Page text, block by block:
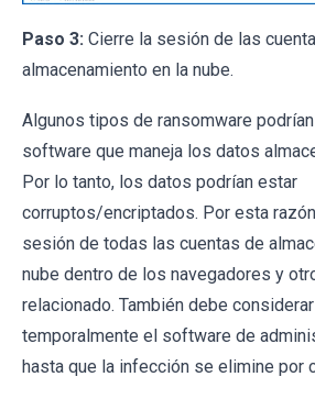
Paso 3: Cierre la sesión de las
almacenamiento en la nube.
Algunos tipos de ransomware
software que maneja los datos
Por lo tanto, los datos podrían estar
corruptos/encriptados. Por esta
sesión de todas las cuentas de
nube dentro de los navegadores y
relacionado. También debe
temporalmente el software de
hasta que la infección se elimine por